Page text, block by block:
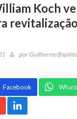
Koch
porGuilherme
Facebook